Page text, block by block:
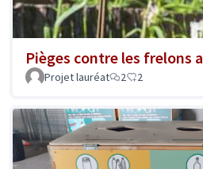
Pièges contre les frelons
Projet lauréat 2 2